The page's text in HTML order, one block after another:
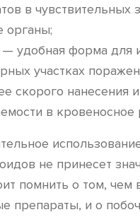
в чувствительных
органы;
удобная форма для
участках
скорого нанесения
в кровеносное
не принесет
помнить о том, чем
препараты, и о